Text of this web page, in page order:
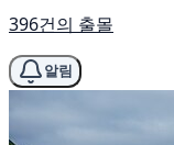
396건의 출몰
알림